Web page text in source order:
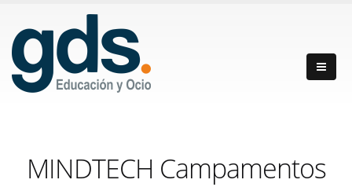
MINDTECH Campamentos